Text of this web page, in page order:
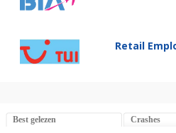
Retail
Best gelezen Crashes